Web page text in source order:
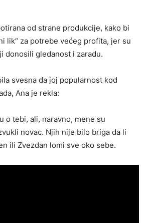
od strane produkcije, kako bi
lik“ za potrebe većeg profita, jer su
donosili gledanost i zaradu.
svesna da joj popularnost kod
Ana je rekla:
o tebi, ali, naravno, mene su
novac. Njih nije bilo briga da li
ili Zvezdan lomi sve oko sebe.